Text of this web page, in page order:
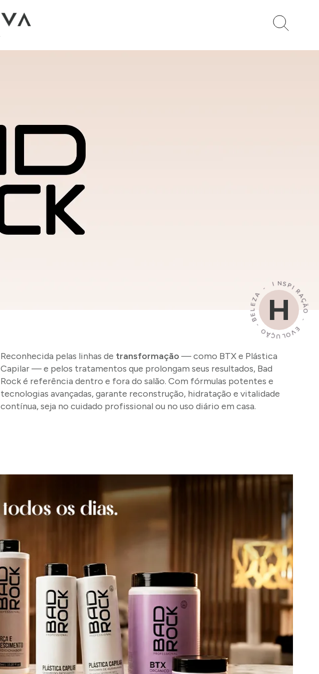
Reconhecida pelas linhas de transformação — como BTX e Plástica
Capilar — e pelos tratamentos que prolongam seus resultados, Bad
Rock é referência dentro e fora do salão. Com fórmulas potentes e
tecnologias avançadas, garante reconstrução, hidratação e vitalidade
contínua, seja no cuidado profissional ou no uso diário em casa.